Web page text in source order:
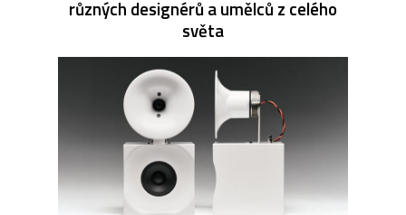
různých designérů a umělců z celého
světa